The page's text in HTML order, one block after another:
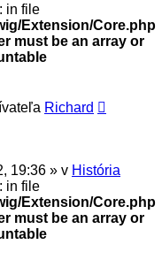
: in file
Extension/Core.php
must be an array or
Richard
19:36 » v História
: in file
Extension/Core.php
must be an array or